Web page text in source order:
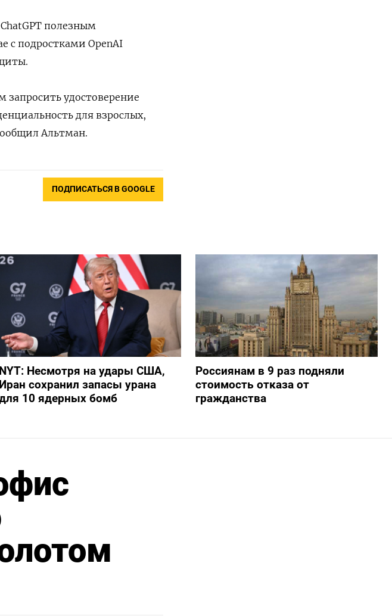
полезным
с подростками OpenAI
удостоверение
для взрослых,
Альтман.
ПОДПИСАТЬСЯ В GOOGLE
NYT: Несмотря на удары США,
Иран сохранил запасы урана
10 ядерных бомб
Россиянам в 9 раз подняли
стоимость отказа от
гражданства